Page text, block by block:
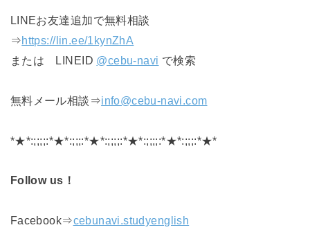
LINEお友達追加で無料相談
⇒https://lin.ee/1kynZhA
または LINEID @cebu-navi で検索
無料メール相談⇒info@cebu-navi.com
*★*:;;;;:*★*:;;;:*★*:;;;;:*★*:;;;;:*★*:;;;:*★*
Follow us！
Facebook⇒cebunavi.studyenglish